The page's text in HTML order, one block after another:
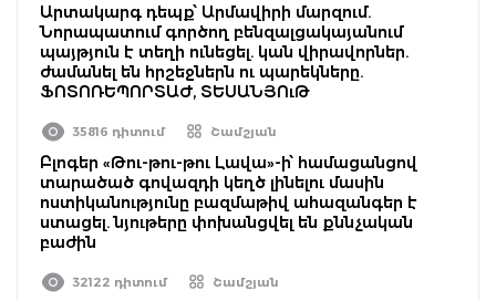
Արտակարգ դեպք՝ Արմավիրի մարզում.
Նորապատում գործող բենզալցակայանում
պայթյուն է տեղի ունեցել. կան վիրավորներ.
ժամանել են հրշեջներն ու պարեկները.
ՖՈՏՈՌԵՊՈՐՏԱԺ, ՏԵՍԱՆՅՈւԹ
35816 դիտում Շամշյան
Բլոգեր «Թու-թու-թու Լավա»-ի՝ համացանցով
տարածած գովազդի կեղծ լինելու մասին
ոստիկանությունը բազմաթիվ ահազանգեր է
ստացել. նյութերը փոխանցվել են քննչական
բաժին
32122 դիտում Շամշյան